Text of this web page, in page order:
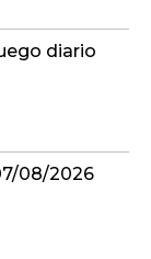
diario
08/2026